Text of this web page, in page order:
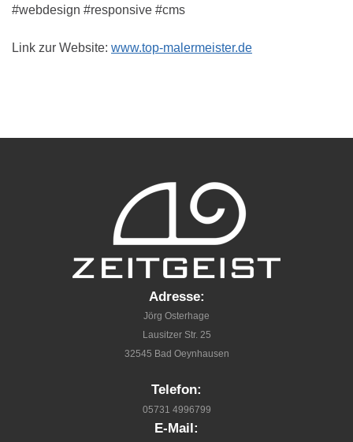
#webdesign #responsive #cms
Link zur Website: www.top-malermeister.de
Adresse:
Jörg Osterhage
Lausitzer Str. 25
32545 Bad Oeynhausen
Telefon:
05731 4996799
E-Mail: